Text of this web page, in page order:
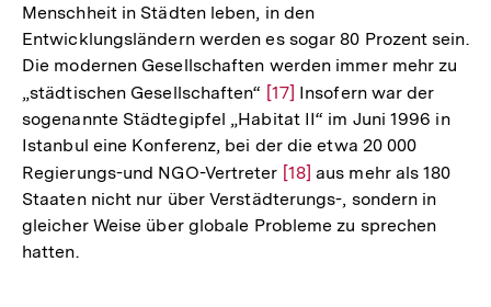
Fußnote
Menschheit in Städten leben, in den
Entwicklungsländern werden es sogar 80 Prozent sein.
Die modernen Gesellschaften werden immer mehr zu
„städtischen Gesellschaften“ Zur
Auflösung
der
Fußnote
[17] Insofern war der
sogenannte Städtegipfel „Habitat II“ im Juni 1996 in
Istanbul eine Konferenz, bei der die etwa 20 000
Regierungs-und NGO-Vertreter Zur
Auflösung
der
[18] aus mehr als 180
Staaten nicht nur über Verstädterungs-, sondern in
gleicher Weise über globale Probleme zu sprechen
hatten.